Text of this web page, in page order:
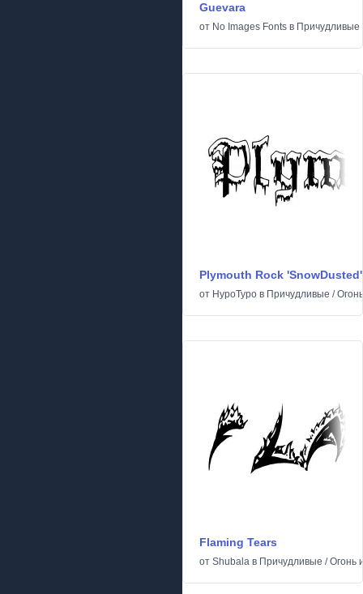
Guevara
от No Images Fonts в Причудливые
Plymouth Rock 'SnowDusted'
от HypoTypo в Причудливые /
Flaming Tears
от Shubala в Причудливые /Огонь